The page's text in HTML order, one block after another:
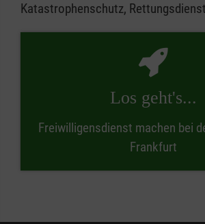
Katastrophenschutz,
Los geht's...
Freiwilligensdienst machen bei
Frankfurt